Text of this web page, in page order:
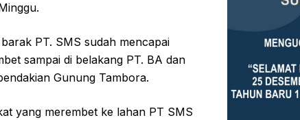
PT. SMS sudah mencapai
sampai di belakang PT. BA dan
Gunung Tambora.
yang merembet ke lahan PT SMS